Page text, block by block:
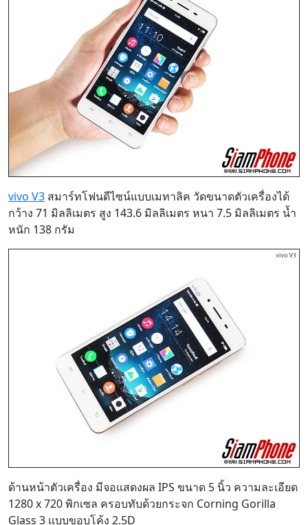
vivo V3 สมาร์ทโฟนดีไซน์แบบเมทาลิค วัดขนาดตัวเครื่องได้
กว้าง 71 มิลลิเมตร สูง 143.6 มิลลิเมตร หนา 7.5 มิลลิเมตร น้ำ
หนัก 138 กรัม
ด้านหน้าตัวเครื่อง มีจอแสดงผล IPS ขนาด 5 นิ้ว ความละเอียด
1280 x 720 พิกเซล ครอบทับด้วยกระจก Corning Gorilla
Glass 3 แบบขอบโค้ง 2.5D